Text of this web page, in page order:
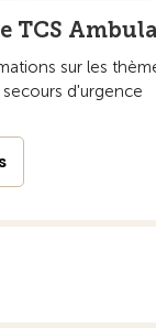
TCS
sur les
d'urgence